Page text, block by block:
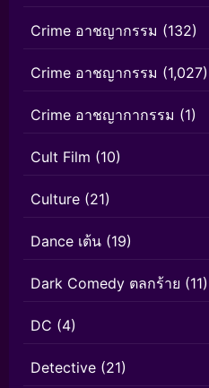
Crime อาชญากรรม (132)
Crime อาชญากรรม (1,027)
Crime อาชญากากรรม (1)
Cult Film (10)
Culture (21)
Dance เต้น (19)
Dark Comedy ตลกร้าย (11)
DC (4)
Detective (21)